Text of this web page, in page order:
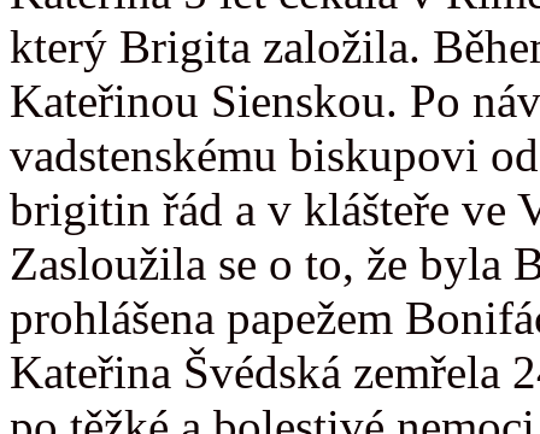
který Brigita založila.
Kateřinou Sienskou. Po
vadstenskému biskupovi
brigitin řád a v klášteře ve
Zasloužila se o to, že byla
prohlášena papežem
Kateřina Švédská zemřela